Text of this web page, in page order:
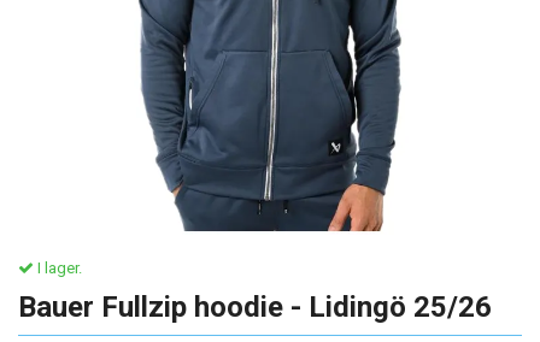
I lager.
Bauer Fullzip hoodie - Lidingö 25/26